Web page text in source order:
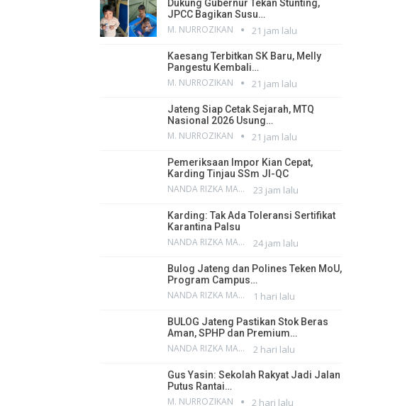
Dukung Gubernur Tekan Stunting,
JPCC Bagikan Susu…
M. NURROZIKAN 21 jam lalu
Kaesang Terbitkan SK Baru, Melly
Pangestu Kembali…
M. NURROZIKAN 21 jam lalu
Jateng Siap Cetak Sejarah, MTQ
Nasional 2026 Usung…
M. NURROZIKAN 21 jam lalu
Pemeriksaan Impor Kian Cepat,
Karding Tinjau SSm JI-QC
NANDA RIZKA MAHENDRA 23 jam lalu
Karding: Tak Ada Toleransi Sertifikat
Karantina Palsu
NANDA RIZKA MAHENDRA 24 jam lalu
Bulog Jateng dan Polines Teken MoU,
Program Campus…
NANDA RIZKA MAHENDRA 1 hari lalu
BULOG Jateng Pastikan Stok Beras
Aman, SPHP dan Premium…
NANDA RIZKA MAHENDRA 2 hari lalu
Gus Yasin: Sekolah Rakyat Jadi Jalan
Putus Rantai…
M. NURROZIKAN 2 hari lalu